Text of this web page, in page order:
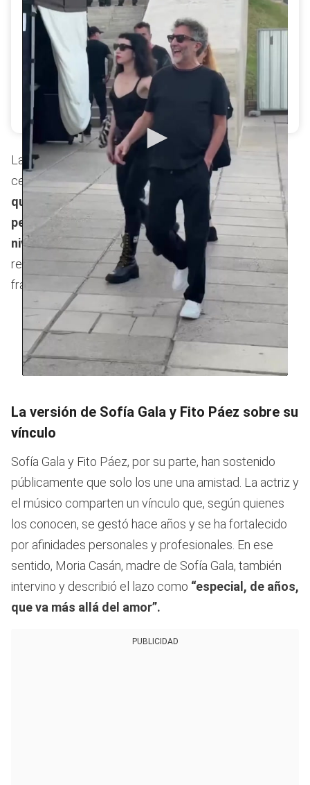
40
seconds
Fito Páez y Sofía Gala llegaron justos al show del
músico en medio de versiones de romance
(Instagram)
La cantante no esquivó el tema de la supuesta
cercanía física entre Fito Páez y Sofía Gala.
“Obvio
que le pregunté si se besaron y me dijo que sí,
pero que son amigos y no llegaron al próximo
nivel” , aseguró Cantilo en el ciclo televisivo,
reafirmando que la relación no pasa del plano
fraternal.
La versión de Sofía Gala y Fito Páez sobre su
vínculo
Sofía Gala y Fito Páez, por su parte, han sostenido
públicamente que solo los une una amistad. La actriz y
el músico comparten un vínculo que, según quienes
los conocen, se gestó hace años y se ha fortalecido
por afinidades personales y profesionales. En ese
sentido, Moria Casán, madre de Sofía Gala, también
intervino y describió el lazo como “especial, de años,
que va más allá del amor”.
PUBLICIDAD